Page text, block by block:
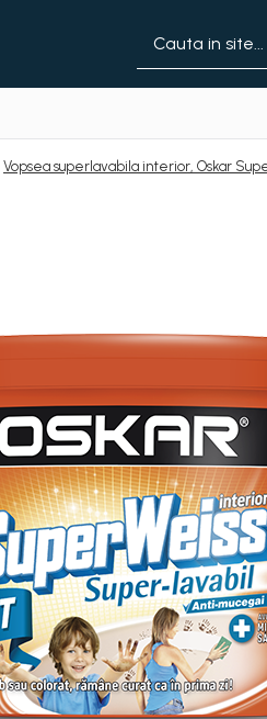
Vopsea superlavabila interior, Oskar